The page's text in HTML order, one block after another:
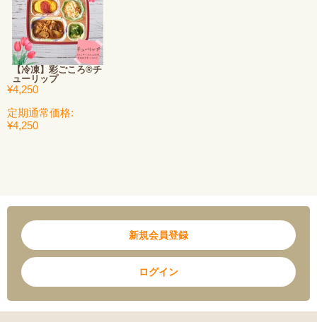
【冷凍】彩ごころ®チ
ューリップ
¥4,250
定期通常価格:
¥4,250
新規会員登録
ログイン